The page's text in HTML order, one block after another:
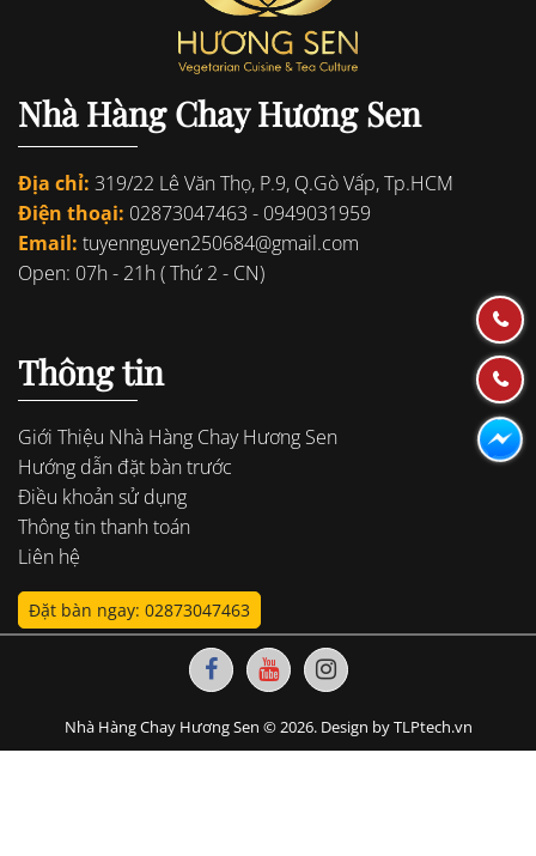
Nhà Hàng Chay Hương Sen
Địa chỉ: 319/22 Lê Văn Thọ, P.9, Q.Gò Vấp, Tp.HCM
Điện thoại: 02873047463 - 0949031959
Email: tuyennguyen250684@gmail.com
Open: 07h - 21h ( Thứ 2 - CN)
Thông tin
Giới Thiệu Nhà Hàng Chay Hương Sen
Hướng dẫn đặt bàn trước
Điều khoản sử dụng
Thông tin thanh toán
Liên hệ
Đặt bàn ngay: 02873047463
Nhà Hàng Chay Hương Sen © 2026. Design by TLPtech.vn